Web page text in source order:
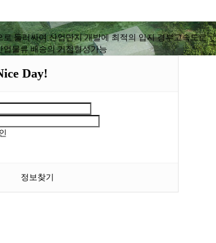
둘러싸여 산업단지 개발에 최적의 입지 경부고속도로
물류 배송의 거점형성가능
Day!
정보찾기